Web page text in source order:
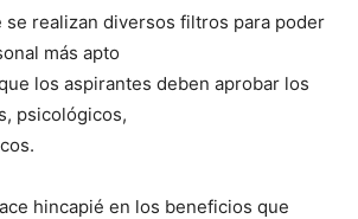
se realizan diversos filtros para poder
más apto
los aspirantes deben aprobar los
psicológicos,
hincapié en los beneficios que